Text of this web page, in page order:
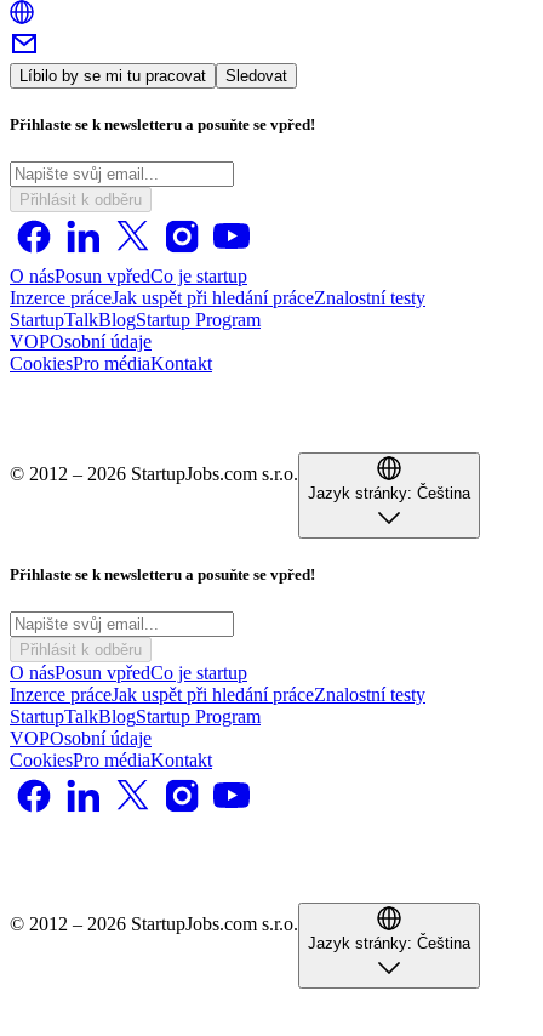
Líbilo by se mi tu pracovat Sledovat
Přihlaste se k newsletteru a posuňte se vpřed!
Přihlásit k odběru
O násPosun vpředCo je startup
Inzerce práceJak uspět při hledání práceZnalostní testy
StartupTalkBlogStartup Program
VOPOsobní údaje
CookiesPro médiaKontakt
© 2012 – 2026 StartupJobs.com s.r.o.
Jazyk stránky: Čeština
Přihlaste se k newsletteru a posuňte se vpřed!
Přihlásit k odběru
O násPosun vpředCo je startup
Inzerce práceJak uspět při hledání práceZnalostní testy
StartupTalkBlogStartup Program
VOPOsobní údaje
CookiesPro médiaKontakt
© 2012 – 2026 StartupJobs.com s.r.o.
Jazyk stránky: Čeština